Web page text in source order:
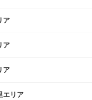
ア
ア
ア
エリア